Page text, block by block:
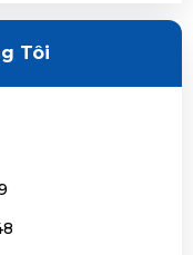
Tôi